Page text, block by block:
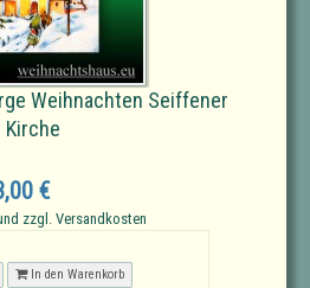
Weihnachten Seiffener
Kirche
€
zzgl. Versandkosten
In den Warenkorb